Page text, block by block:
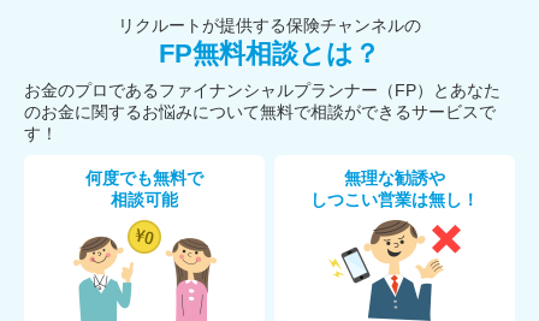
リクルートが提供する保険チャンネルの
FP無料相談とは？
お金のプロであるファイナンシャルプランナー（FP）とあなた
のお金に関するお悩みについて無料で相談ができるサービスで
す！
何度でも無料で
相談可能
無理な勧誘や
しつこい営業は無し！